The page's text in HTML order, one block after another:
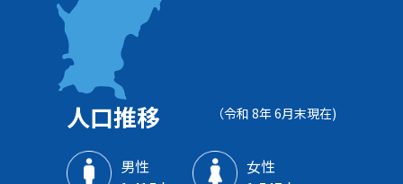
人口推移 （令和 8年 6月末現在)
男性
女性